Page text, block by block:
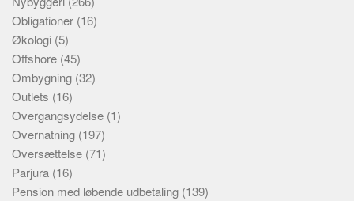
Obligationer (16)
Økologi (5)
Offshore (45)
Ombygning (32)
Outlets (16)
Overgangsydelse (1)
Overnatning (197)
Oversættelse (71)
Parjura (16)
Pension med løbende udbetaling (139)